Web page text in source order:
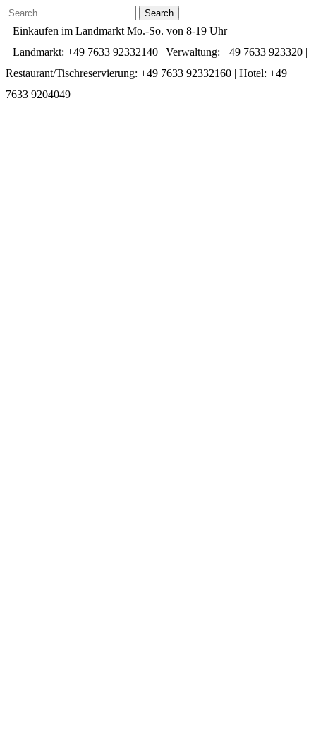
Einkaufen im Landmarkt Mo.-So. von 8-19 Uhr
Landmarkt: +49 7633 92332140 | Verwaltung: +49 7633 923320 |
Restaurant/Tischreservierung: +49 7633 92332160 | Hotel: +49
7633 9204049